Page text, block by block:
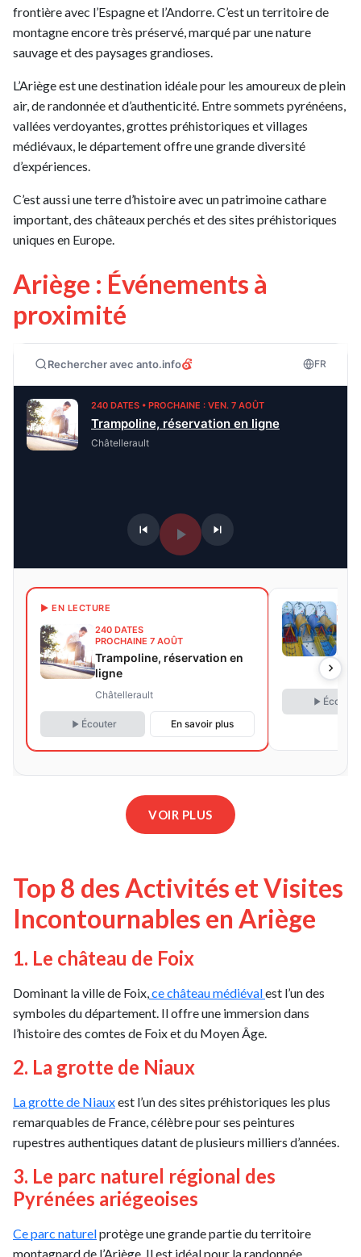
frontière avec l’Espagne et l’Andorre. C’est un territoire de
montagne encore très préservé, marqué par une nature
sauvage et des paysages grandioses.
L’Ariège est une destination idéale pour les amoureux de plein
air, de randonnée et d’authenticité. Entre sommets pyrénéens,
vallées verdoyantes, grottes préhistoriques et villages
médiévaux, le département offre une grande diversité
d’expériences.
C’est aussi une terre d’histoire avec un patrimoine cathare
important, des châteaux perchés et des sites préhistoriques
uniques en Europe.
Ariège : Événements à
proximité
Rechercher avec anto.info FR
240 DATES • PROCHAINE : VEN. 7 AOÛT
Trampoline, réservation en ligne
Châtellerault
▶ EN LECTURE
240 DATES
PROCHAINE 7 AOÛT
Trampoline, réservation en
ligne
Châtellerault
Écouter En savoir plus
240
Écouter
VOIR PLUS
Top 8 des Activités et Visites
Incontournables en Ariège
1. Le château de Foix
Dominant la ville de Foix, ce château médiévalest l’un des
symboles du département. Il offre une immersion dans
l’histoire des comtes de Foix et du Moyen Âge.
2. La grotte de Niaux
La grotte de Niauxest l’un des sites préhistoriques les plus
remarquables de France, célèbre pour ses peintures
rupestres authentiques datant de plusieurs milliers d’années.
3. Le parc naturel régional des
Pyrénées ariégeoises
Ce parc naturelprotège une grande partie du territoire
montagnard de l’Ariège. Il est idéal pour la randonnée,